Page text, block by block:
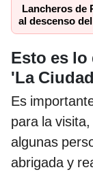
Lancheros de
al descenso
Esto es lo
'La
Es
para la
algunas
abrigada y